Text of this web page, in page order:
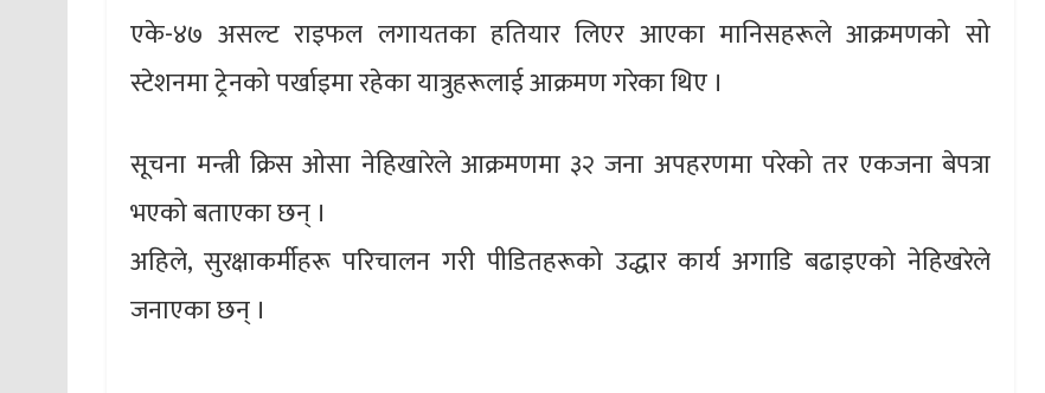
एके-४७ असल्ट राइफल लगायतका हतियार लिएर आएका मानिसहरूले आक्रमणको सो
स्टेशनमा ट्रेनको पर्खाइमा रहेका यात्रुहरूलाई आक्रमण गरेका थिए ।
सूचना मन्त्री क्रिस ओसा नेहिखारेले आक्रमणमा ३२ जना अपहरणमा परेको तर एकजना बेपत्रा
भएको बताएका छन् ।
अहिले, सुरक्षाकर्मीहरू परिचालन गरी पीडितहरूको उद्धार कार्य अगाडि बढाइएको नेहिखरेले
जनाएका छन् ।